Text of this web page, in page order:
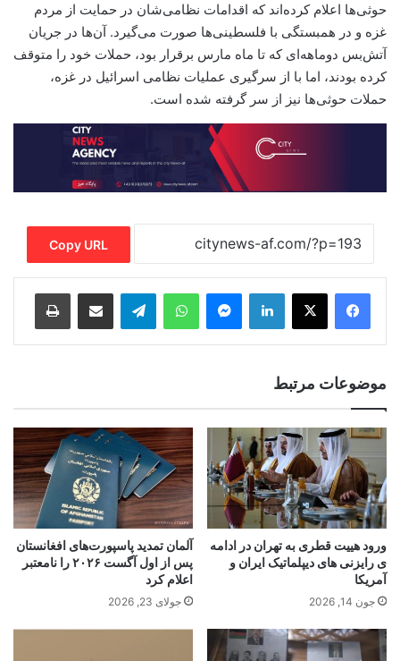
حوثی‌ها اعلام کرده‌اند که اقدامات نظامی‌شان در حمایت از مردم
غزه و در همبستگی با فلسطینی‌ها صورت می‌گیرد. آن‌ها در جریان
آتش‌بس دوماهه‌ای که تا ماه مارس برقرار بود، حملات خود را متوقف
کرده بودند، اما با از سرگیری عملیات نظامی اسرائیل در غزه،
حملات حوثی‌ها نیز از سر گرفته شده است.
Copy URL
LinkedIn
Messenger
WhatsApp
Telegram
Share via Email
Print
موضوعات مرتبط
ورود هییت قطری به تهران در ادامه
ی رایزنی های دیپلماتیک ایران و
آمریکا
جون 14, 2026
آلمان تمدید پاسپورت‌های افغانستان
پس از اول آگست ۲۰۲۶ را نامعتبر
اعلام کرد
جولای 23, 2026